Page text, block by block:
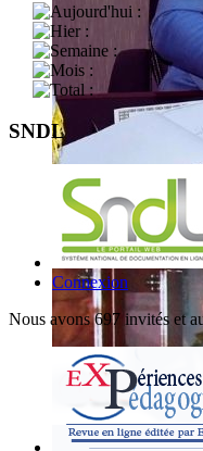
SNDL
Connexion
Nous avons 697 invités et